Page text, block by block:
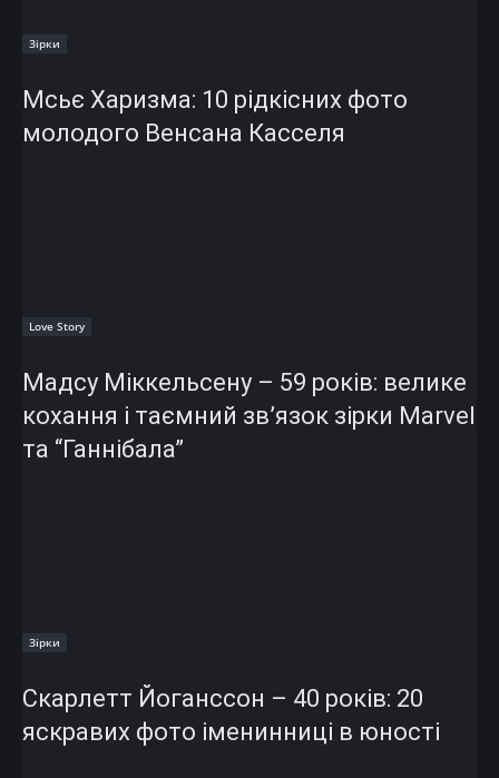
Зірки
Мсьє Харизма: 10 рідкісних фото
молодого Венсана Касселя
Love Story
Мадсу Міккельсену – 59 років: велике
кохання і таємний зв’язок зірки Marvel
та “Ганнібала”
Зірки
Скарлетт Йоганссон – 40 років: 20
яскравих фото іменинниці в юності